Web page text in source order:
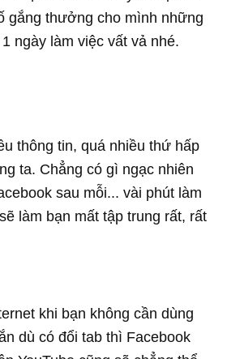
gắng thưởng cho mình những
ngày làm việc vất vả nhé.
thông tin, quá nhiều thứ hấp
ta. Chẳng có gì ngạc nhiên
sau mỗi... vài phút làm
làm bạn mất tập trung rất, rất
khi bạn không cần dùng
dù có đổi tab thì Facebook